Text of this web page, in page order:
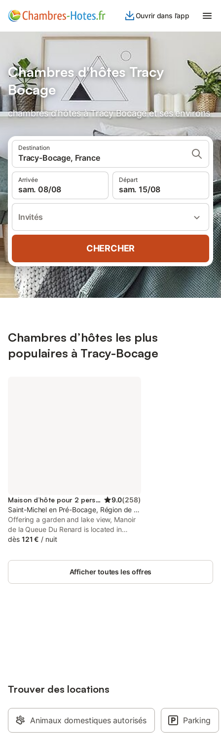
Ouvrir dans l’app
Chambres d'hôtes Tracy
Bocage
chambres d'hôtes à Tracy Bocage et ses environs
Destination
Tracy-Bocage, France
Arrivée
sam. 08/08
Départ
sam. 15/08
Invités
CHERCHER
Chambres d’hôtes les plus
populaires à Tracy-Bocage
Maison d’hôte pour 2 personnes 9.0(258)
Saint-Michel en Pré-Bocage, Région de Caen
Offering a garden and lake view, Manoir
de la Queue Du Renard is located in
Tracy-Bocage, 12 km from Zoo of
Stadium. Both free WiFi and parking on-
site are available at the guest house free
dès 121 € / nuit
Afficher toutes les offres
Trouver des locations
Animaux domestiques autorisés Parking